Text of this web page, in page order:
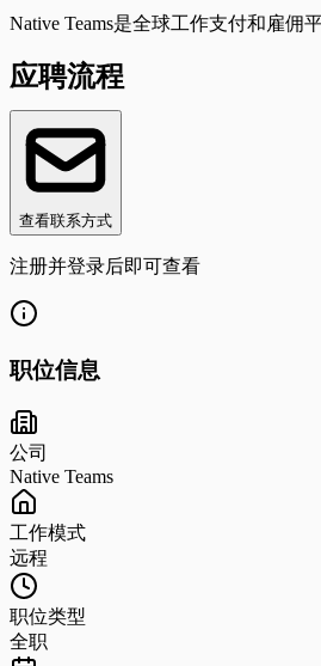
Native Teams是全球工作支付和雇
应聘流程
查看联系方式
注册并登录后即可查看
职位信息
公司
Native Teams
工作模式
远程
职位类型
全职